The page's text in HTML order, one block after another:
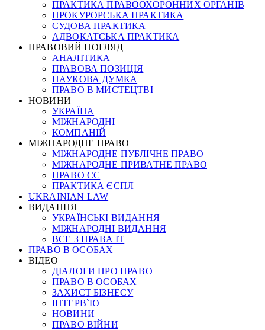
ПРАКТИКА ПРАВООХОРОННИХ ОРГАНІВ
ПРОКУРОРСЬКА ПРАКТИКА
СУДОВА ПРАКТИКА
АДВОКАТСЬКА ПРАКТИКА
ПРАВОВИЙ ПОГЛЯД
АНАЛІТИКА
ПРАВОВА ПОЗИЦІЯ
НАУКОВА ДУМКА
ПРАВО В МИСТЕЦТВІ
НОВИНИ
УКРАЇНА
МІЖНАРОДНІ
КОМПАНІЙ
МІЖНАРОДНЕ ПРАВО
МІЖНАРОДНЕ ПУБЛІЧНЕ ПРАВО
МІЖНАРОДНЕ ПРИВАТНЕ ПРАВО
ПРАВО ЄС
ПРАКТИКА ЄСПЛ
UKRAINIAN LAW
ВИДАННЯ
УКРАЇНСЬКІ ВИДАННЯ
МІЖНАРОДНІ ВИДАННЯ
ВСЕ З ПРАВА ІТ
ПРАВО В ОСОБАХ
ВІДЕО
ДІАЛОГИ ПРО ПРАВО
ПРАВО В ОСОБАХ
ЗАХИСТ БІЗНЕСУ
ІНТЕРВ`Ю
НОВИНИ
ПРАВО ВІЙНИ